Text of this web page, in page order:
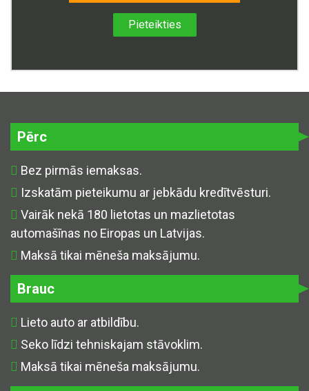
Pieteikties
Pērc
Bez pirmās iemaksas.
Izskatām pieteikumu ar jebkādu kredītvēsturi.
Vairāk nekā 180 lietotas un mazlietotas
automašīnas no Eiropas un Latvijas.
Maksā tikai mēneša maksājumu.
Brauc
Lieto auto ar atbildību.
Seko līdzi tehniskajam stāvoklim.
Maksā tikai mēneša maksājumu.